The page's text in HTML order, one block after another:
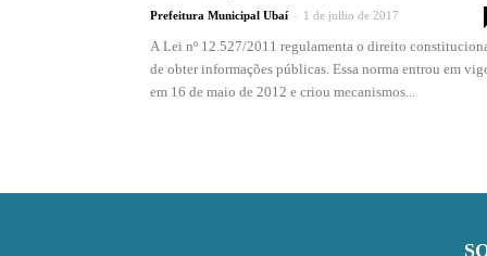
Prefeitura Municipal Ubaí - 1 de julho de 2017
A Lei nº 12.527/2011 regulamenta o direito
de obter informações públicas. Essa norma entrou em
em 16 de maio de 2012 e criou mecanismos...